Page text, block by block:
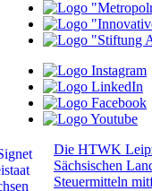
Die HTWK
Sächsischen
Steuermitteln